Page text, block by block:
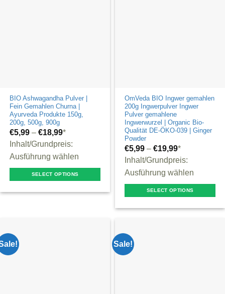
page
page
BIO Ashwagandha Pulver |
Fein Gemahlen Churna |
Ayurveda Produkte 150g,
200g, 500g, 900g
€5,99 –€18,99*
Inhalt/Grundpreis:
Ausführung wählen
SELECT OPTIONS
variants.
The
OmVeda BIO Ingwer gemahlen
200g Ingwerpulver Ingwer
Pulver gemahlene
Ingwerwurzel | Organic Bio-
Qualität DE-ÖKO-039 | Ginger
Powder
€5,99 –€19,99*
Inhalt/Grundpreis:
Ausführung wählen
SELECT OPTIONS
multiple
variants.
Sale!